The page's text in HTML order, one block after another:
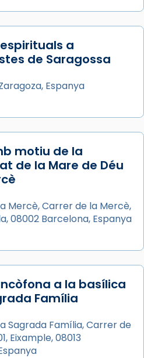
el cardenal Joan
la missa i l’ha
de Barcelona,
Barcelona
Juliana i
i màrtirs.
de sant Cugat, a
sorgeix la tradició
(“relatiu a Júlia”) i
a Semprònia =
seves. I l’any 1667, el
afirma en una obra
de l’antiga Iluro.
les relíq
a
de Saragossa
Espanya
motiu de la
de la Mare de Déu
Mercè, Carrer de la Mercè,
08002 Barcelona, Espanya
a la basílica
Família
Sagrada Família, Carrer de
Eixample, 08013